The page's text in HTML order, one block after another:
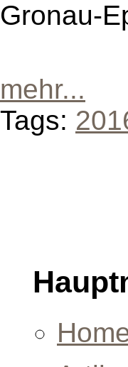
Gronau-
mehr...
Tags: